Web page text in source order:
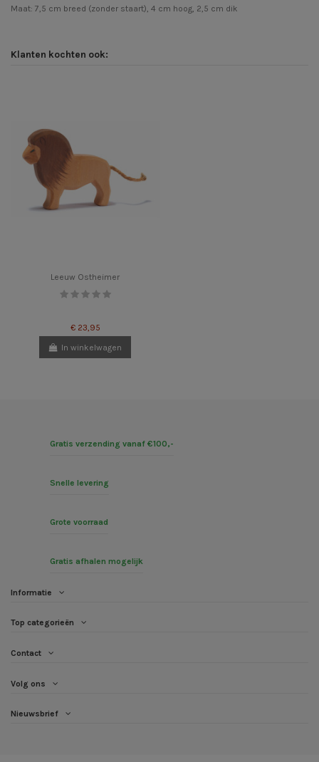
Maat: 7,5 cm breed (zonder staart), 4 cm hoog, 2,5 cm dik
Klanten kochten ook:
Leeuw Ostheimer
€ 23,95
In winkelwagen
Gratis verzending vanaf €100,-
Snelle levering
Grote voorraad
Gratis afhalen mogelijk
Informatie
Top categorieën
Contact
Volg ons
Nieuwsbrief